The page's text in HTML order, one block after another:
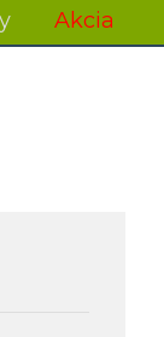
Akcia